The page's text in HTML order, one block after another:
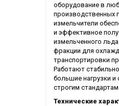
оборудование в
производственных
измельчители
и эффективное
измельченного
фракции для
транспортировки
Работают
большие нагрузки
строгим
Технические